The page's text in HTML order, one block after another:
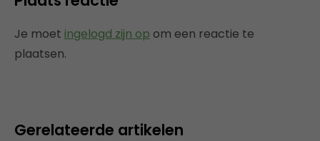
Je moet ingelogd zijn op om een reactie te
plaatsen.
Gerelateerde artikelen